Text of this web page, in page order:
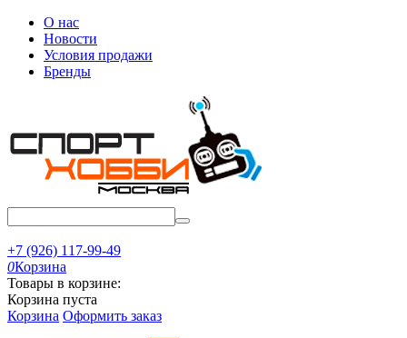
О нас
Новости
Условия продажи
Бренды
+7 (926) 117-99-49
0Корзина
Товары в корзине:
Корзина пуста
Корзина Оформить заказ